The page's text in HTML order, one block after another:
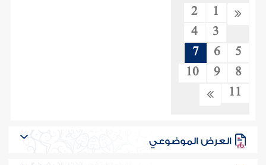
1
2
3
4
5
6
7
8
9
10
11
العرض الموضوعي